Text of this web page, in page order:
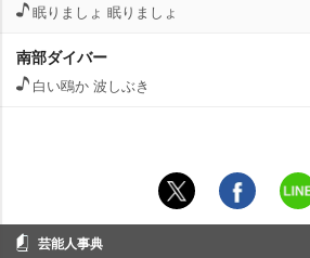
眠りましょ 眠りましょ
南部ダイバー
白い鴎か 波しぶき
芸能人事典